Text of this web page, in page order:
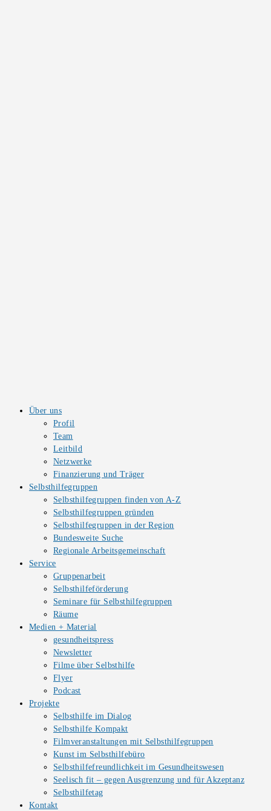
Über uns
Profil
Team
Leitbild
Netzwerke
Finanzierung und Träger
Selbsthilfegruppen
Selbsthilfegruppen finden von A-Z
Selbsthilfegruppen gründen
Selbsthilfegruppen in der Region
Bundesweite Suche
Regionale Arbeitsgemeinschaft
Service
Gruppenarbeit
Selbsthilfeförderung
Seminare für Selbsthilfegruppen
Räume
Medien + Material
gesundheitspress
Newsletter
Filme über Selbsthilfe
Flyer
Podcast
Projekte
Selbsthilfe im Dialog
Selbsthilfe Kompakt
Filmveranstaltungen mit Selbsthilfegruppen
Kunst im Selbsthilfebüro
Selbsthilfefreundlichkeit im Gesundheitswesen
Seelisch fit – gegen Ausgrenzung und für Akzeptanz
Selbsthilfetag
Kontakt